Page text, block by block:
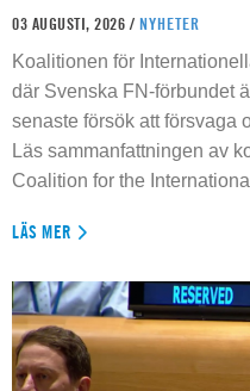
03 AUGUSTI, 2026 / NYHETER
Koalitionen för
där Svenska FN-förbundet
senaste försök att försvaga
Läs sammanfattningen av
Coalition for the International
LÄS MER